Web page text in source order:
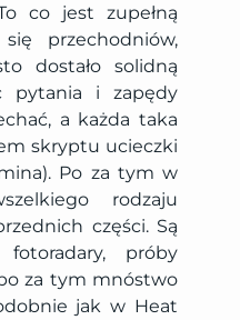
co jest zupełną
przechodniów,
dostało solidną
pytania i zapędy
a każda taka
skryptu ucieczki
Po za tym w
rodzaju
części. Są
próby
za tym mnóstwo
jak w Heat